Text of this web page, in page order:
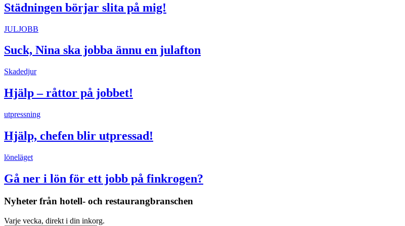
Städningen börjar slita på mig!
JULJOBB
Suck, Nina ska jobba ännu en julafton
Skadedjur
Hjälp – råttor på jobbet!
utpressning
Hjälp, chefen blir utpressad!
löneläget
Gå ner i lön för ett jobb på finkrogen?
Nyheter från hotell- och restaurangbranschen
Varje vecka, direkt i din inkorg.